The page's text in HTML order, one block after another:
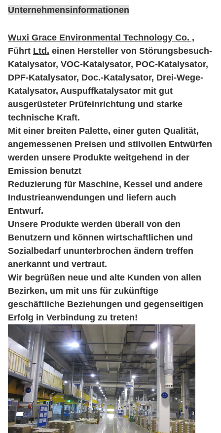
Unternehmensinformationen
Wuxi Grace Environmental Technology Co. ,
Führt Ltd. einen Hersteller von Störungsbesuch-
Katalysator, VOC-Katalysator, POC-Katalysator,
DPF-Katalysator, Doc.-Katalysator, Drei-Wege-
Katalysator, Auspuffkatalysator mit gut
ausgerüsteter Prüfeinrichtung und starke
technische Kraft.
Mit einer breiten Palette, einer guten Qualität,
angemessenen Preisen und stilvollen Entwürfen
werden unsere Produkte weitgehend in der
Emission benutzt
Reduzierung für Maschine, Kessel und andere
Industrieanwendungen und liefern auch
Entwurf.
Unsere Produkte werden überall von den
Benutzern und können wirtschaftlichen und
Sozialbedarf ununterbrochen ändern treffen
anerkannt und vertraut.
Wir begrüßen neue und alte Kunden von allen
Bezirken, um mit uns für zukünftige
geschäftliche Beziehungen und gegenseitigen
Erfolg in Verbindung zu treten!